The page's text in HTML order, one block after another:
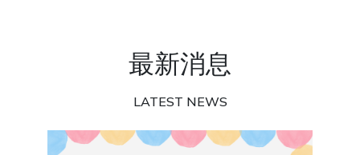
最新消息
LATEST NEWS